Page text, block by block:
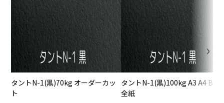
タントN-1(黒)70kg オーダーカッ
ト
タントN-1(黒)100kg A3 A4 B4
全紙